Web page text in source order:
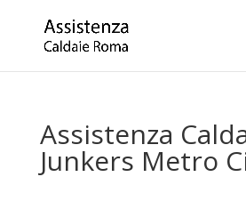
Assistenza
Junkers Metro